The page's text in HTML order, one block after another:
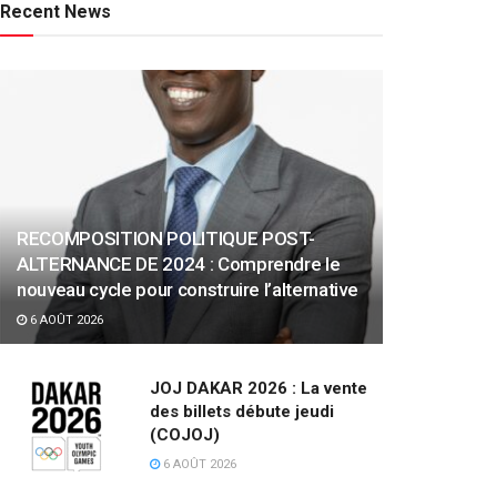
Recent News
RECOMPOSITION POLITIQUE POST-
ALTERNANCE DE 2024 : Comprendre le
nouveau cycle pour construire l’alternative
6 AOÛT 2026
JOJ DAKAR 2026 : La vente
des billets débute jeudi
(COJOJ)
6 AOÛT 2026